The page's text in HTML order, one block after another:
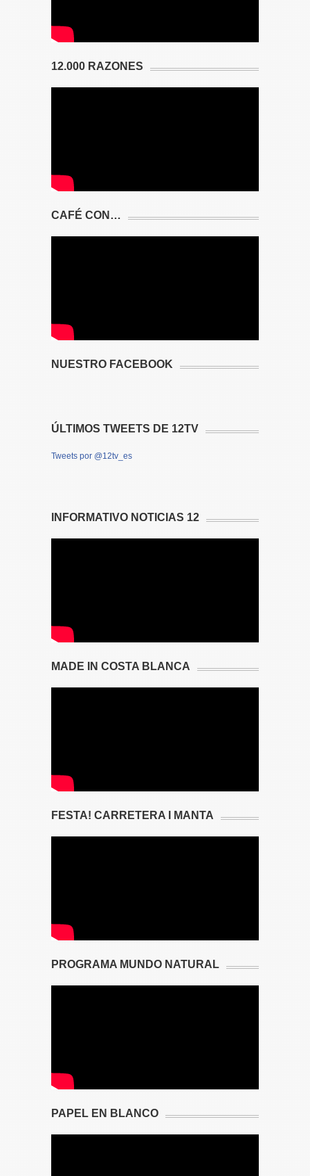
12.000 RAZONES
CAFÉ CON…
NUESTRO FACEBOOK
ÚLTIMOS TWEETS DE 12TV
Tweets por @12tv_es
INFORMATIVO NOTICIAS 12
MADE IN COSTA BLANCA
FESTA! CARRETERA I MANTA
PROGRAMA MUNDO NATURAL
PAPEL EN BLANCO